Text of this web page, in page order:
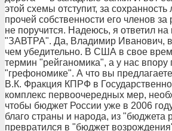
этой схемы отступит, за сохранность
прочей собственности его членов
не поручится. Надеюсь, я ответил
"ЗАВТРА". Да, Владимир Иванович,
чем убедительно. В США в свое
термин "рейганомика", а у нас впору
"грефономике". А что вы
В.К. Фракция КПРФ в
комплекс первоочередных мер,
чтобы бюджет России уже в 2006
благо страны и народа, из "бюджета
превратился в "бюджет